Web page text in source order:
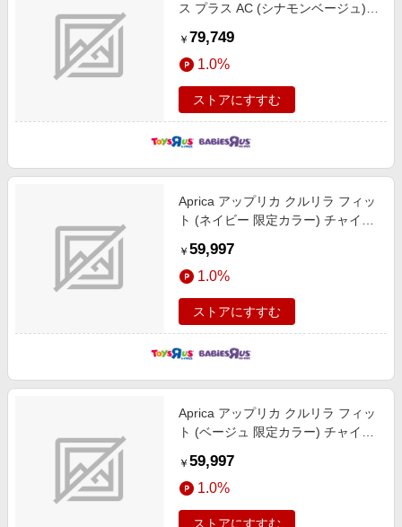
ス プラス AC (シナモンベージュ)
4歳頃まで
￥ 79,749
1.0%
ストアにすすむ
Aprica アップリカ クルリラ フィッ
ト (ネイビー 限定カラー) チャイル
転型 回しやすいサイドターンレバ
ー ひろびろシート 新生児～4歳頃
まで ベビーザらス限定
￥ 59,997
1.0%
ストアにすすむ
Aprica アップリカ クルリラ フィッ
ト (ベージュ 限定カラー) チャイル
転型 回しやすいサイドターンレバ
ー ひろびろシート 新生児～4歳頃
まで ベビーザらス限定
￥ 59,997
1.0%
ストアにすすむ